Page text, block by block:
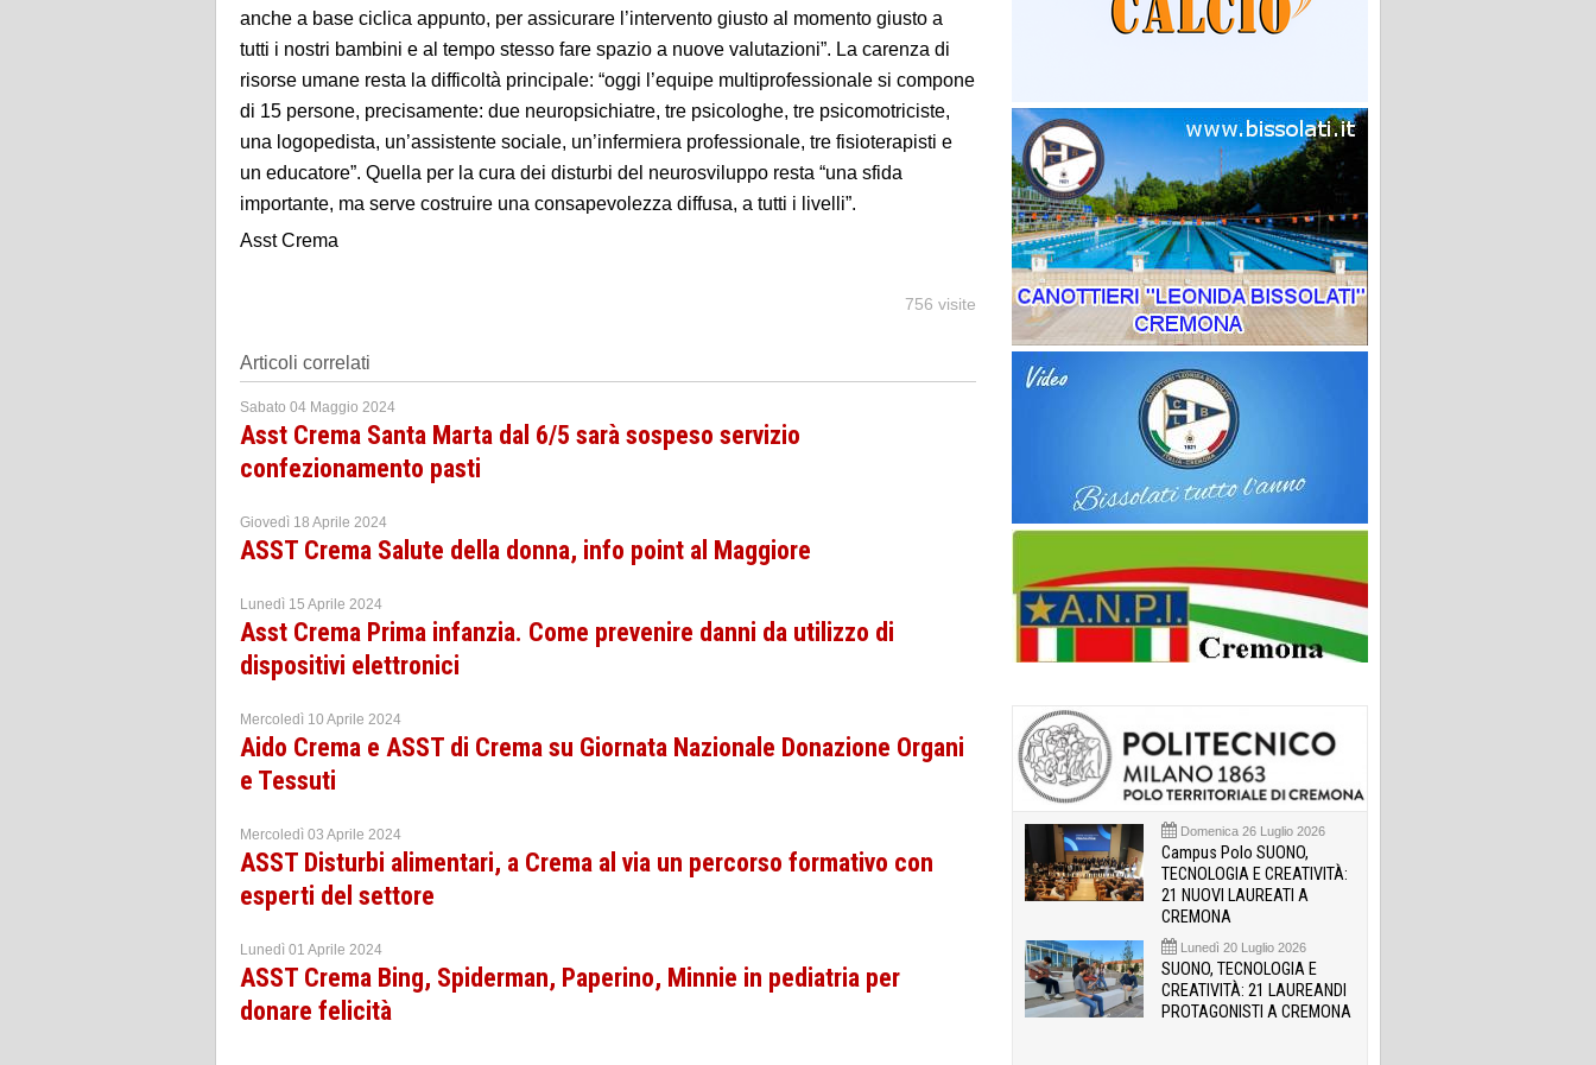
anche a base ciclica appunto, per assicurare l’intervento giusto al momento giusto a
tutti i nostri bambini e al tempo stesso fare spazio a nuove valutazioni”. La carenza di
risorse umane resta la difficoltà principale: “oggi l’equipe multiprofessionale si compone
di 15 persone, precisamente: due neuropsichiatre, tre psicologhe, tre psicomotriciste,
una logopedista, un’assistente sociale, un’infermiera professionale, tre fisioterapisti e
un educatore”. Quella per la cura dei disturbi del neurosviluppo resta “una sfida
importante, ma serve costruire una consapevolezza diffusa, a tutti i livelli”.
Asst Crema
756 visite
Articoli correlati
Sabato 04 Maggio 2024
Asst Crema Santa Marta dal 6/5 sarà sospeso servizio
confezionamento pasti
Giovedì 18 Aprile 2024
ASST Crema Salute della donna, info point al Maggiore
Lunedì 15 Aprile 2024
Asst Crema Prima infanzia. Come prevenire danni da utilizzo di
dispositivi elettronici
Mercoledì 10 Aprile 2024
Aido Crema e ASST di Crema su Giornata Nazionale Donazione Organi
e Tessuti
Mercoledì 03 Aprile 2024
ASST Disturbi alimentari, a Crema al via un percorso formativo con
esperti del settore
Lunedì 01 Aprile 2024
ASST Crema Bing, Spiderman, Paperino, Minnie in pediatria per
donare felicità
Domenica 26 Luglio 2026
Campus Polo SUONO,
TECNOLOGIA E CREATIVITÀ:
21 NUOVI LAUREATI A
CREMONA
Lunedì 20 Luglio 2026
SUONO, TECNOLOGIA E
CREATIVITÀ: 21 LAUREANDI
PROTAGONISTI A CREMONA